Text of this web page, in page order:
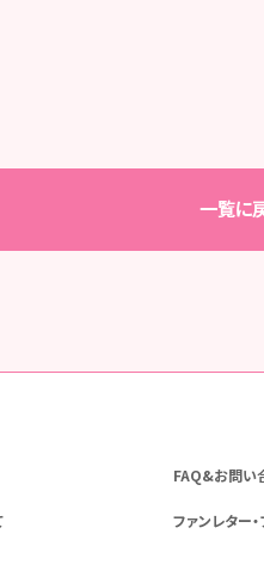
一覧に
FAQ&お問い
ファンレター